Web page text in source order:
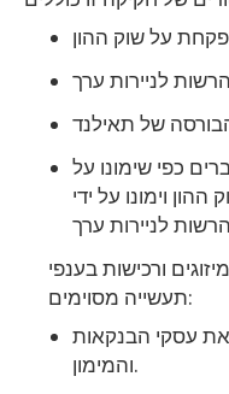
על שוק ההון
לניירות ערך
של תאילנד
השתלטות המורכב מ-5 חברים כפי שימונו על
וימונו על ידי
הרשות לניירות ערך
ורכישות בענפי
תעשייה מסוימים:
עסקי הבנקאות
והמימון.